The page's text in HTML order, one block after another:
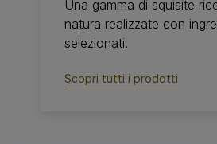
Una gamma di squisite
natura realizzate con
selezionati.
Scopri tutti i prodotti